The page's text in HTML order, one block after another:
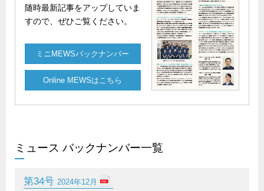
随時最新記事をアップしていま
すので、ぜひご覧ください。
ミニMEWSバックナンバー
Online MEWSはこちら
ミュース バックナンバー一覧
第34号 2024年12月